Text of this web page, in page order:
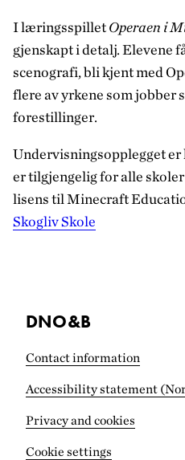
I læringsspilletOperaen i
gjenskapt i detalj. Elevene
scenografi, bli kjent med
flere av yrkene som jobber
forestillinger.
Undervisningsopplegget
er tilgjengelig for alle
lisens til Minecraft
Skogliv Skole
DNO&B
Contact information
Accessibility statement
Privacy and cookies
Cookie settings